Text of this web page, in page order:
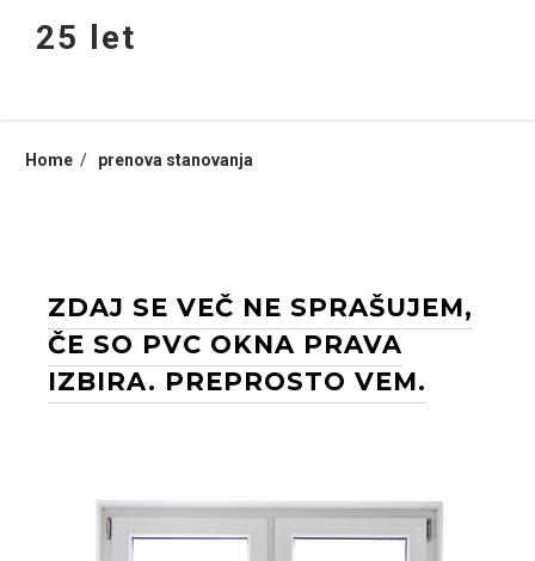
25 let
Home prenova stanovanja
ZDAJ SE VEČ NE SPRAŠUJEM,
ČE SO PVC OKNA PRAVA
IZBIRA. PREPROSTO VEM.